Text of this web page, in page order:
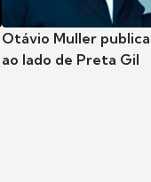
Otávio Muller
ao lado de Preta Gil